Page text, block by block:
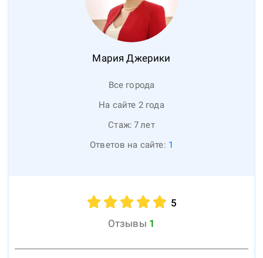
Мария Джерики
Все города
На сайте 2 года
Стаж: 7лет
Ответов на сайте: 1
5
Отзывы 1